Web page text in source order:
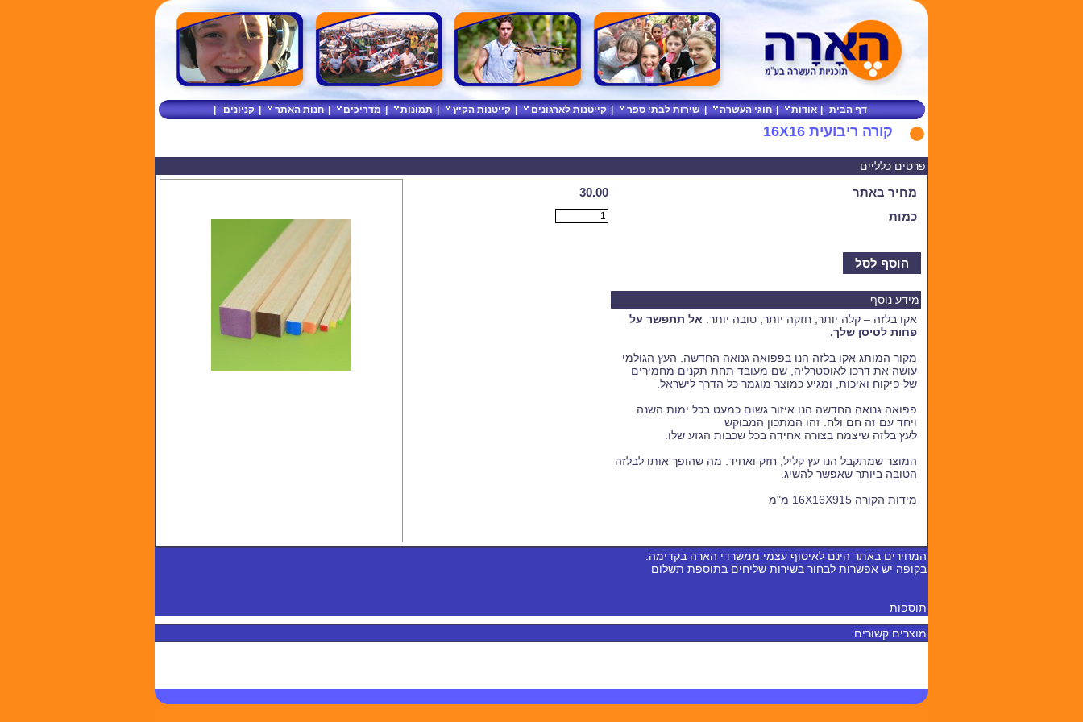
דף הבית אודות חוגי העשרה שירות לבתי ספר קייטנות לארגונים קייטנות הקיץ תמונות מדריכים חנות האתר קניונים
קורה ריבועית 16X16
פרטים כלליים
מחיר באתר
30.00
כמות
הוסף לסל
מידע נוסף
אקו בלזה – קלה יותר, חזקה יותר, טובה יותר. אל תתפשר על
פחות לטיסן שלך.
מקור המותג אקו בלזה הנו בפפואה גנואה החדשה. העץ הגולמי
עושה את דרכו לאוסטרליה, שם מעובד תחת תקנים מחמירים
של פיקוח ואיכות, ומגיע כמוצר מוגמר כל הדרך לישראל.
פפואה גנואה החדשה הנו איזור גשום כמעט בכל ימות השנה
ויחד עם זה חם ולח. זהו המתכון המבוקש
לעץ בלזה שיצמח בצורה אחידה בכל שכבות הגזע שלו.
המוצר שמתקבל הנו עץ קליל, חזק ואחיד. מה שהופך אותו לבלזה
הטובה ביותר שאפשר להשיג.
מידות הקורה 16X16X915 מ"מ
המחירים באתר הינם לאיסוף עצמי ממשרדי הארה בקדימה.
בקופה יש אפשרות לבחור בשירות שליחים בתוספת תשלום
תוספות
מוצרים קשורים